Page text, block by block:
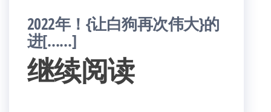
2022年！{让白狗再次伟大}的
进[……]
继续阅读